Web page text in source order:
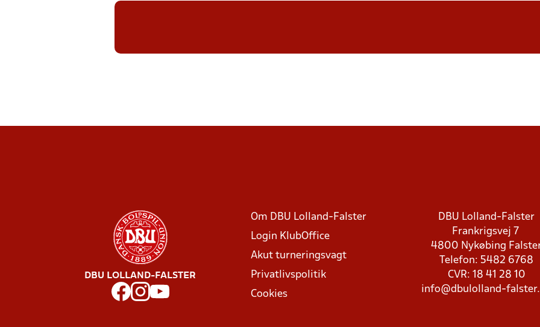
DBU LOLLAND-FALSTER
Om DBU Lolland-Falster
Login KlubOffice
Akut turneringsvagt
Privatlivspolitik
Cookies
DBU Lolland-Falster
Frankrigsvej 7
4800 Nykøbing
Telefon: 5482 6768
CVR: 18 41 28 10
info@dbulolland-